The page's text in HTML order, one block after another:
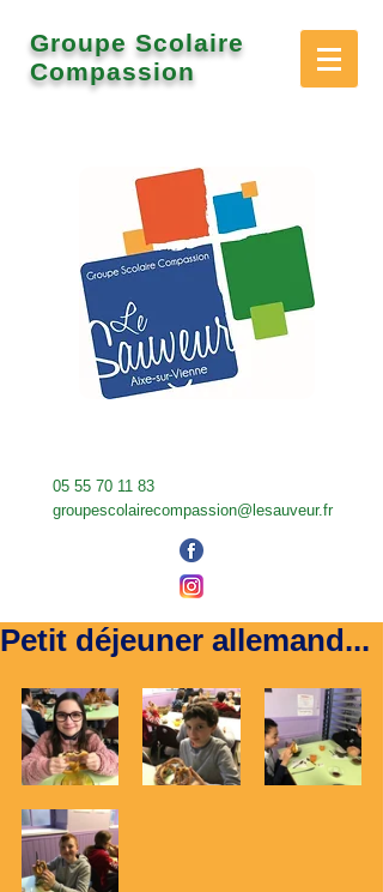
Groupe Scolaire
Compassion
05 55 70 11 83
groupescolairecompassion@lesauveur.fr
Petit déjeuner allemand...